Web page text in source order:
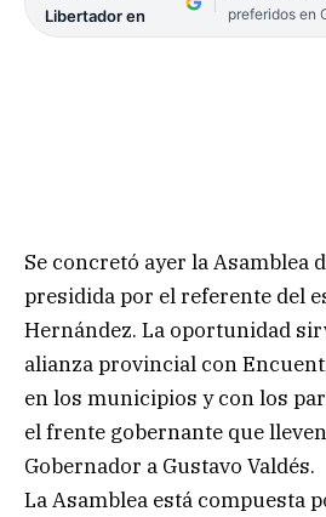
Libertador en
preferidos en
Se concretó ayer la Asamblea
presidida por el referente del
Hernández. La oportunidad
alianza provincial con
en los municipios y con los
el frente gobernante que
Gobernador a Gustavo Valdés.
La Asamblea está compuesta